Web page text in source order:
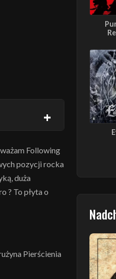
Following
pozycji rocka
duża
? To płyta o
Pierścienia